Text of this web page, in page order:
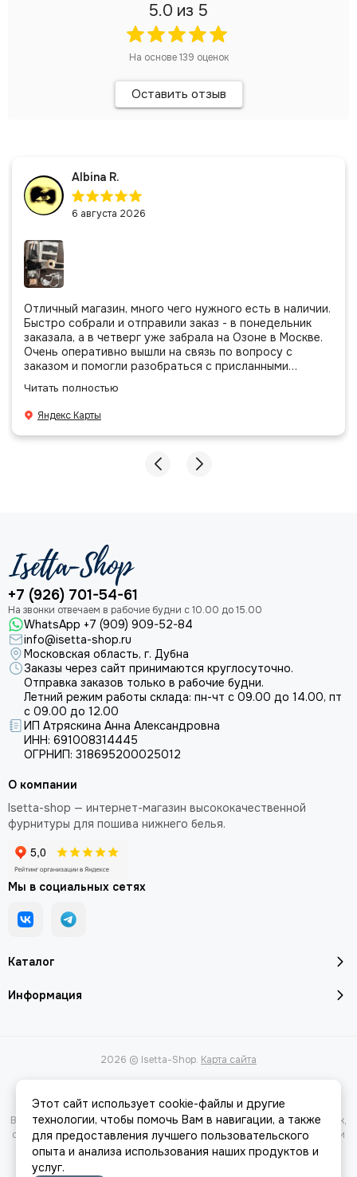
5.0 из 5
На основе139 оценок
Оставить отзыв
Albina R.
6 августа 2026
Отличный магазин, много чего нужного есть в наличии.
Быстро собрали и отправили заказ - в понедельник
заказала, а в четверг уже забрала на Озоне в Москве.
Очень оперативно вышли на связь по вопросу с
заказом и помогли разобраться с присланными
даже есть подарочек, очень приятно. Спасибо
большое команде!
Читать полностью
Яндекс Карты
+7 (926) 701-54-61
WhatsApp +7 (909) 909-52-84
info@isetta-shop.ru
Московская область, г. Дубна
Заказы через сайт принимаются круглосуточно.
Отправка заказов только в рабочие будни.
Летний режим работы склада: пн-чт с 09.00 до 14.00, пт
с 09.00 до 12.00
ИП Атряскина Анна Александровна
ИНН: 691008314445
ОГРНИП: 318695200025012
Каталог
Информация
О компании
Isetta-shop — интернет-магазин высококачественной
фурнитуры для пошива нижнего белья.
Мы в социальных сетях
2026 © Isetta-Shop. Карта сайта
Вся представленная на сайте информация, касающаяся характеристик,
стоимости товаров и услуг, носит информационный характер и ни при
каких условиях не является публичной офертой, определяемой
положениями Статьи 437(2) Гражданского кодекса РФ.
Этот сайт использует cookie-файлы и другие
технологии, чтобы помочь Вам в навигации, а также
для предоставления лучшего пользовательского
опыта и анализа использования наших продуктов и
услуг.